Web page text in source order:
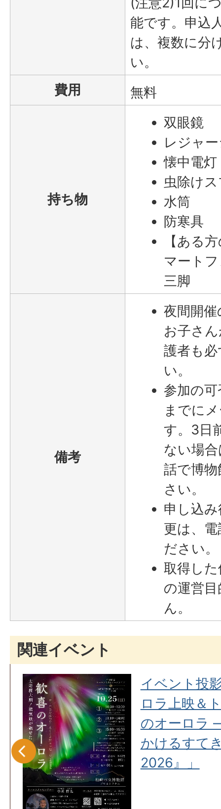
能です。申込
は、複数に分
い。
費用
無料
持ち物
双眼鏡
レジャ
懐中電灯
虫除け
水筒
防寒具
【ある
マート
三脚
備考
夜間開
お子さ
護者も
い。
参加の
までに
す。3日
ない場
話で博
さい。
申し込
更は、
ださい。
取得し
の運営
ん。
関連イベント
イベント投
ロラ上映＆
のオーロラ
かけるすて
2026』」